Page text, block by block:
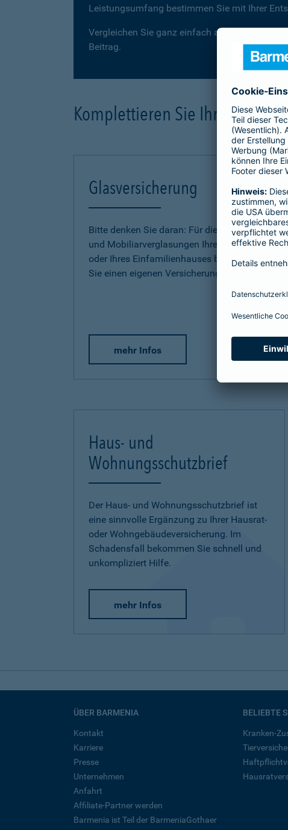
Leistungsumfang bestimmen Sie mit Ihrer
Vergleichen Sie ganz einfach auf der
Beitrag.
Komplettieren Sie Ihre
Glasversicherung
Bitte denken Sie daran: Für die Gebäude-
und Mobiliarverglasungen Ihrer Wohnung
oder Ihres Einfamilienhauses benötigen
Sie einen eigenen Versicherungsschutz.
mehr Infos
Haus- und
Wohnungsschutzbrief
Der Haus- und Wohnungsschutzbrief ist
eine sinnvolle Ergänzung zu Ihrer Hausrat-
oder Wohngebäudeversicherung. Im
Schadensfall bekommen Sie schnell und
unkompliziert Hilfe.
mehr Infos
ÜBER BARMENIA
Kontakt
Karriere
Presse
Unternehmen
Anfahrt
Affiliate-Partner werden
Barmenia ist Teil der BarmeniaGothaer
BELIEBTE
Kranken-